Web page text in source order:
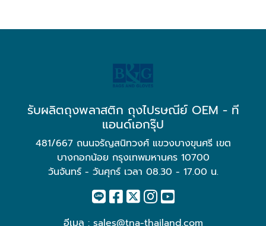
รับผลิตถุงพลาสติก ถุงไปรษณีย์ OEM - ที
แอนด์เอกรุ๊ป
481/667 ถนนจรัญสนิทวงศ์ แขวงบางขุนศรี เขต
บางกอกน้อย กรุงเทพมหานคร 10700
วันจันทร์ - วันศุกร์ เวลา 08.30 - 17.00 น.
อีเมล : sales@tna-thailand.com